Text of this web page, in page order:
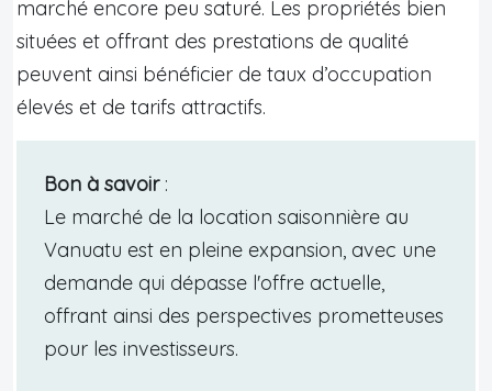
marché encore peu saturé. Les propriétés bien
situées et offrant des prestations de qualité
peuvent ainsi bénéficier de taux d’occupation
élevés et de tarifs attractifs.
Bon à savoir:
Le marché de la location saisonnière au
Vanuatu est en pleine expansion, avec une
demande qui dépasse l'offre actuelle,
offrant ainsi des perspectives prometteuses
pour les investisseurs.